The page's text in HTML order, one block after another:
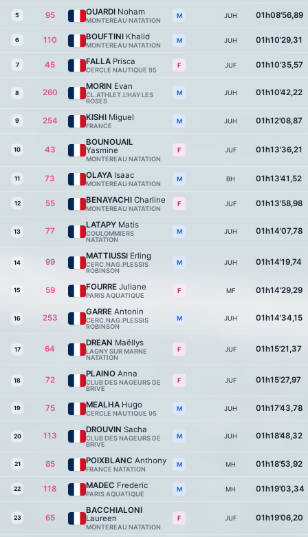
5 95 OUARDI Noham
MONTEREAU NATATION
M JUH 01h08'56,89
6 110 BOUFTINI Khalid
MONTEREAU NATATION
M JUH 01h10'29,31
7 45 FALLA Prisca
CERCLE NAUTIQUE 95
F JUF 01h10'35,57
8 260
MORIN Evan
CL.ATHLET.L'HAY LES
ROSES
M JUH 01h10'42,22
9 254 KISHI Miguel
FRANCE
M JUH 01h12'08,87
10 43
BOUNOUAIL
Yasmine
MONTEREAU NATATION
F JUF 01h13'36,21
11 73 OLAYA Isaac
MONTEREAU NATATION
M BH 01h13'41,52
12 55 BENAYACHI Charline
MONTEREAU NATATION
F JUF 01h13'58,98
13 77
LATAPY Matis
COULOMMIERS
NATATION
M JUH 01h14'07,78
14 99
MATTIUSSI Erling
CERC.NAG.PLESSIS
ROBINSON
M JUH 01h14'19,74
15 59 FOURRE Juliane
PARIS AQUATIQUE
F MF 01h14'29,29
16 253
GARRE Antonin
CERC.NAG.PLESSIS
ROBINSON
M JUH 01h14'34,15
17 64
DREAN Maëllys
LAGNY SUR MARNE
NATATION
F JUF 01h15'21,37
18 72
PLAINO Anna
CLUB DES NAGEURS DE
BRIVE
F JUF 01h15'27,97
19 75 MEALHA Hugo
CERCLE NAUTIQUE 95
M JUH 01h17'43,78
20 113
DROUVIN Sacha
CLUB DES NAGEURS DE
BRIVE
M JUH 01h18'48,32
21 85 POIXBLANC Anthony
FRANCE NATATION
M MH 01h18'53,92
22 118 MADEC Frederic
PARIS AQUATIQUE
M MH 01h19'03,34
23 65
BACCHIALONI
Laureen
MONTEREAU NATATION
F JUF 01h19'06,20